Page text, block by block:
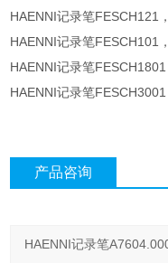
HAENNI记录笔FESCH121
HAENNI记录笔FESCH101
HAENNI记录笔
HAENNI记录笔
产品咨询